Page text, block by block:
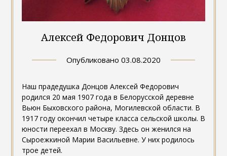
Алексей Федорович Донцов
Опубликовано 03.08.2020
Наш прадедушка Донцов Алексей Федорович
родился 20 мая 1907 года в Белорусской деревне
Вьюн Быховского района, Могилевской области. В
1917 году окончил четыре класса сельской школы. В
юности переехал в Москву. Здесь он женился на
Сыроежкиной Марии Васильевне. У них родилось
трое детей.